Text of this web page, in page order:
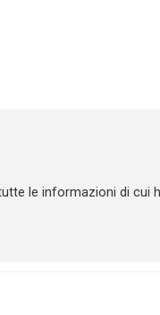
le informazioni di cui